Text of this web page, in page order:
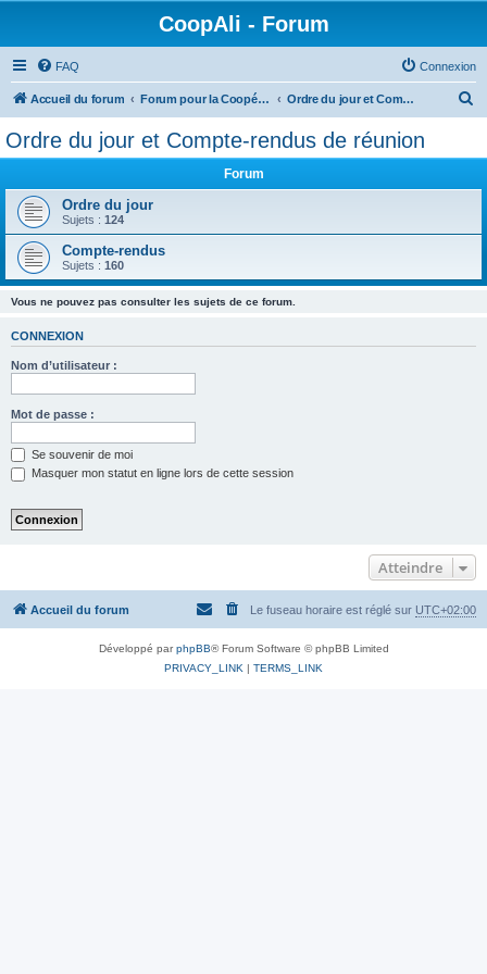
CoopAli - Forum
FAQ Connexion
Accueil du forum Forum pour la Coopérative alimentaire Ordre du jour et Compte-rendus de réunion
h
Ordre du jour et Compte-rendus de réunion
Forum
Ordre du jour
Sujets : 124
Compte-rendus
Sujets : 160
Vous ne pouvez pas consulter les sujets de ce forum.
CONNEXION
Nom d’utilisateur :
Mot de passe :
Se souvenir de moi
Masquer mon statut en ligne lors de cette session
Atteindre
Accueil du forum Le fuseau horaire est réglé sur UTC+02:00
Développé parphpBB® Forum Software © phpBB Limited
PRIVACY_LINK | TERMS_LINK